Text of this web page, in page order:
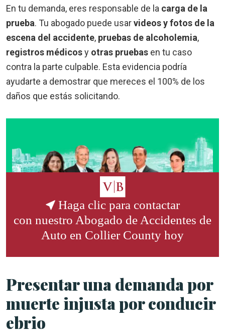
En tu demanda, eres responsable de la carga de la
prueba. Tu abogado puede usarvideos y fotos de la
escena del accidente, pruebas de alcoholemia,
registros médicosy otras pruebas en tu caso
contra la parte culpable. Esta evidencia podría
ayudarte a demostrar que mereces el 100% de los
daños que estás solicitando.
Haga clic para contactar
con nuestro Abogado de Accidentes de
Auto en Collier County hoy
Presentar una demanda por
muerte injusta por conducir
ebrio